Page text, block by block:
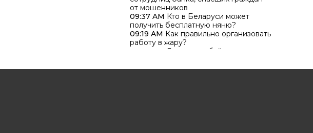
от мошенников
09:37 AM Кто в Беларуси может
получить бесплатную няню?
09:19 AM Как правильно организовать
работу в жару?
Горели комбайн и
пожара произошли в Гродненской